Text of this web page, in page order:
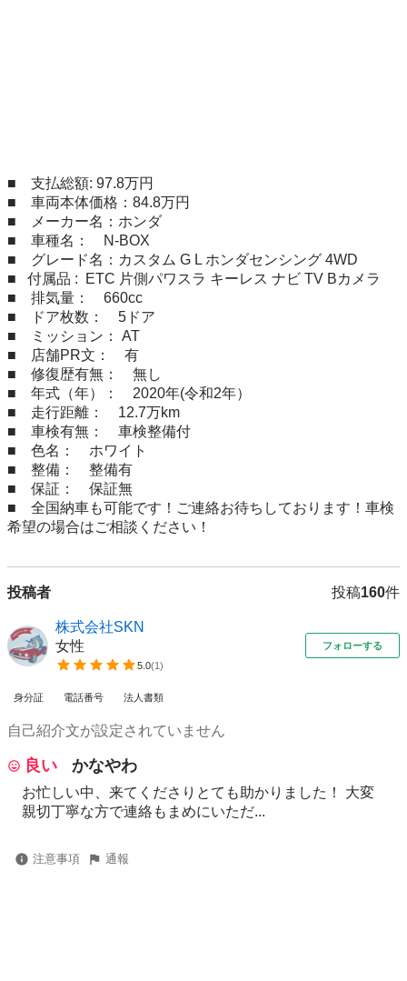
■　支払総額: 97.8万円
■　車両本体価格：84.8万円
■　メーカー名：ホンダ
■　車種名：　N-BOX
■　グレード名：カスタム G L ホンダセンシング 4WD
■   付属品 :  ETC 片側パワスラ キーレス ナビ TV Bカメラ
■　排気量：　660cc
■　ドア枚数：　5ドア
■　ミッション： AT
■　店舗PR文：　有
■　修復歴有無：　無し
■　年式（年）：　2020年(令和2年）
■　走行距離：　12.7万km
■　車検有無：　車検整備付
■　色名：　ホワイト
■　整備：　整備有
■　保証：　保証無
■　全国納車も可能です！ご連絡お待ちしております！車検
希望の場合はご相談ください！
投稿者 投稿160件
株式会社SKN
女性
5.0(1)
フォローする
身分証 電話番号 法人書類
自己紹介文が設定されていません
良い かなやわ
お忙しい中、来てくださりとても助かりました！ 大変
親切丁寧な方で連絡もまめにいただ...
注意事項 通報